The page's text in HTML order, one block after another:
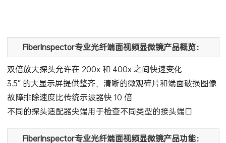
FiberInspector专业光纤端面视频显微镜产品概览：
双倍放大探头允许在 200x 和 400x 之间快速变化
3.5″ 的大显示屏提供整齐、清晰的微观碎片和端面破损图像
故障排除速度比传统示波器快 10 倍